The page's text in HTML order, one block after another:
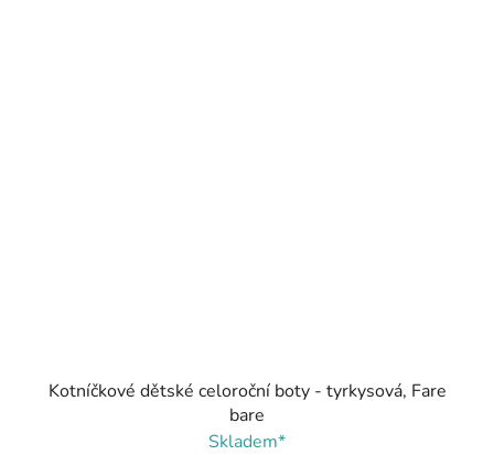
Kotníčkové dětské celoroční boty - tyrkysová, Fare
bare
Skladem*